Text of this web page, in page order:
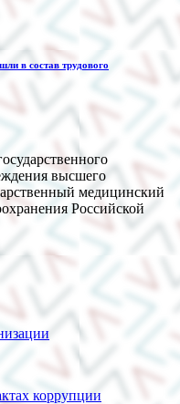
в состав трудового
высшего
медицинский
Российской
коррупции